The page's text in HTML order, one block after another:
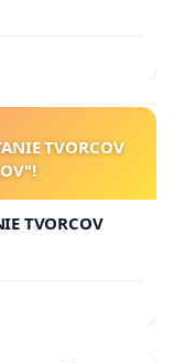
TVORCOV
TVORCOV